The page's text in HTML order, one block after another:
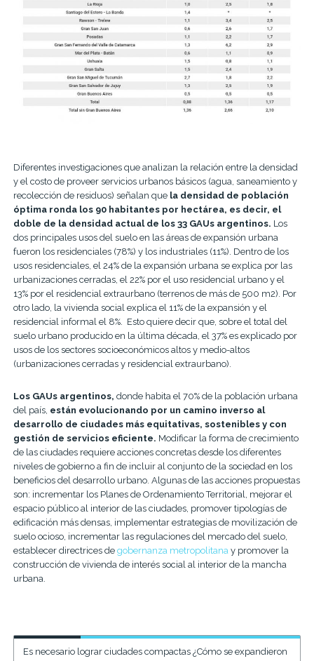
Diferentes investigaciones que analizan la relación entre la densidad
y el costo de proveer servicios urbanos básicos (agua, saneamiento y
recolección de residuos) señalan que la densidad de población
óptima ronda los 90 habitantes por hectárea, es decir, el
doble de la densidad actual de los 33 GAUs argentinos. Los
dos principales usos del suelo en las áreas de expansión urbana
fueron los residenciales (78%) y los industriales (11%). Dentro de los
usos residenciales, el 24% de la expansión urbana se explica por las
urbanizaciones cerradas, el 22% por el uso residencial urbano y el
13% por el residencial extraurbano (terrenos de más de 500 m2). Por
otro lado, la vivienda social explica el 11% de la expansión y el
residencial informal el 8%. Esto quiere decir que, sobre el total del
suelo urbano producido en la última década, el 37% es explicado por
usos de los sectores socioeconómicos altos y medio-altos
(urbanizaciones cerradas y residencial extraurbano).
Los GAUs argentinos, donde habita el 70% de la población urbana
del país, están evolucionando por un camino inverso al
desarrollo de ciudades más equitativas, sostenibles y con
gestión de servicios eficiente. Modificar la forma de crecimiento
de las ciudades requiere acciones concretas desde los diferentes
niveles de gobierno a fin de incluir al conjunto de la sociedad en los
beneficios del desarrollo urbano. Algunas de las acciones propuestas
son: incrementar los Planes de Ordenamiento Territorial, mejorar el
espacio público al interior de las ciudades, promover tipologías de
edificación más densas, implementar estrategias de movilización de
suelo ocioso, incrementar las regulaciones del mercado del suelo,
establecer directrices de gobernanza metropolitanay promover la
construcción de vivienda de interés social al interior de la mancha
urbana.
Es necesario lograr ciudades compactas ¿Cómo se expandieron